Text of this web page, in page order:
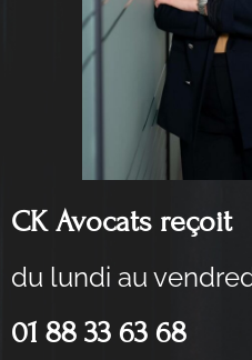
CK Avocats reçoit
du lundi au
01 88 33 63 68